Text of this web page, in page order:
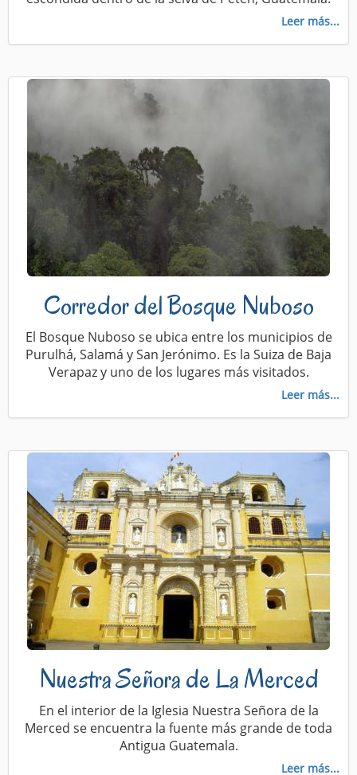
Leer más...
Corredor del Bosque Nuboso
El Bosque Nuboso se ubica entre los municipios de
Purulhá, Salamá y San Jerónimo. Es la Suiza de Baja
Verapaz y uno de los lugares más visitados.
Leer más...
Nuestra Señora de La Merced
En el interior de la Iglesia Nuestra Señora de la
Merced se encuentra la fuente más grande de toda
Antigua Guatemala.
Leer más...